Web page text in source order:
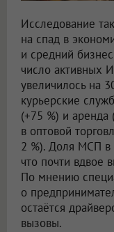
Исследование
на спад в
и средний
число активных
увеличилось на
курьерские
(+75 %) и
в оптовой
2 %). Доля МСП в
что почти вдвое
По мнению
о
остаётся
вызовы.